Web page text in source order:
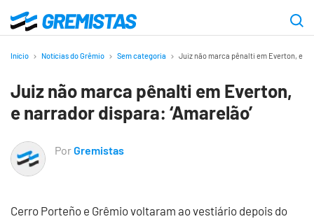
para
principal
Gremistas
Início Notícias do Grêmio Sem categoria Juiz não marca pênalti em Everton, e
Juiz não marca pênalti em Everton,
e narrador dispara: ‘Amarelão’
PorGremistas
Cerro Porteño e Grêmio voltaram ao vestiário depois do